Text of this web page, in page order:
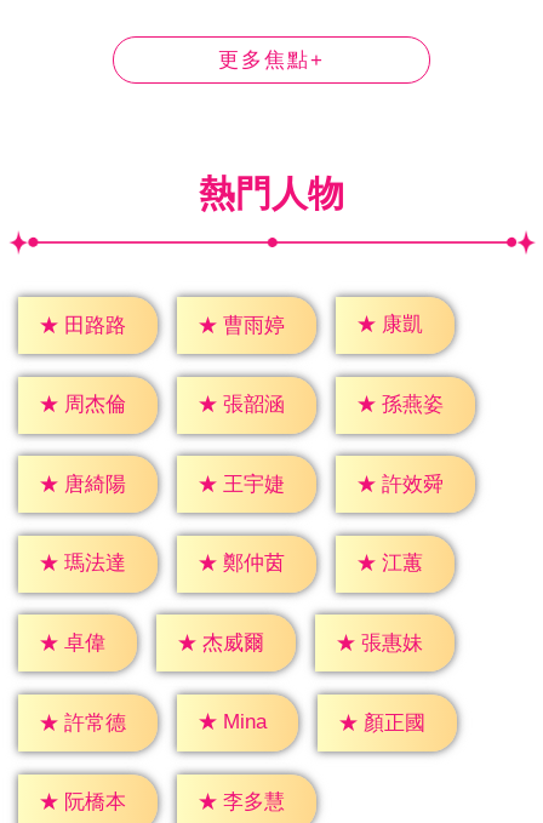
更多焦點+
熱門人物
★ 田路路 ★ 曹雨婷 ★ 康凱
★ 周杰倫 ★ 張韶涵 ★ 孫燕姿
★ 唐綺陽 ★ 王宇婕 ★ 許效舜
★ 瑪法達 ★ 鄭仲茵 ★ 江蕙
★ 卓偉 ★ 杰威爾 ★ 張惠妹
★ 許常德 ★ Mina ★ 顏正國
★ 阮橋本 ★ 李多慧